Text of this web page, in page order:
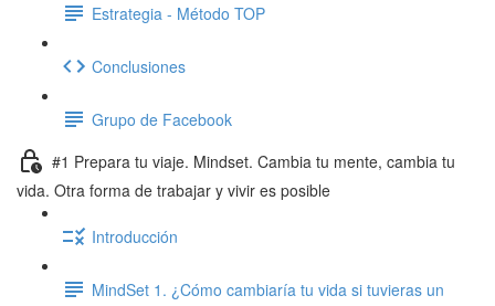
Estrategia - Método TOP
Conclusiones
Grupo de Facebook
#1 Prepara tu viaje. Mindset. Cambia tu mente, cambia tu
vida. Otra forma de trabajar y vivir es posible
Introducción
MindSet 1. ¿Cómo cambiaría tu vida si tuvieras un